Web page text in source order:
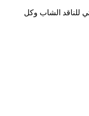
للناقد الشاب وكل